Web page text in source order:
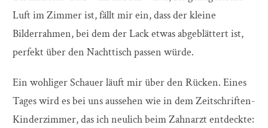
Luft im Zimmer ist, fällt mir ein, dass der kleine
Bilderrahmen, bei dem der Lack etwas abgeblättert ist,
perfekt über den Nachttisch passen würde.
Ein wohliger Schauer läuft mir über den Rücken. Eines
Tages wird es bei uns aussehen wie in dem Zeitschriften-
Kinderzimmer, das ich neulich beim Zahnarzt entdeckte: